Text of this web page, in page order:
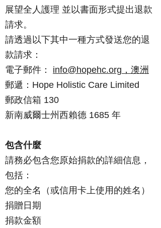
展望全人護理 並以書面形式提出退款
請求。
請透過以下其中一種方式發送您的退
款請求：
電子郵件： info@hopehc.org，澳洲
郵遞：Hope Holistic Care Limited
郵政信箱 130
新南威爾士州西賴德 1685 年
包含什麼
請務必包含您原始捐款的詳細信息，
包括：
您的全名（或信用卡上使用的姓名）
捐贈日期
捐款金額